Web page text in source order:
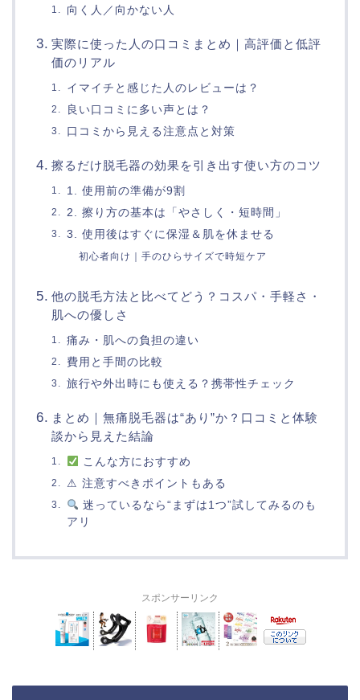
向く人／向かない人
実際に使った人の口コミまとめ｜高評価と低評
価のリアル
イマイチと感じた人のレビューは？
良い口コミに多い声とは？
口コミから見える注意点と対策
擦るだけ脱毛器の効果を引き出す使い方のコツ
1. 使用前の準備が9割
2. 擦り方の基本は「やさしく・短時間」
3. 使用後はすぐに保湿＆肌を休ませる
初心者向け｜手のひらサイズで時短ケア
他の脱毛方法と比べてどう？コスパ・手軽さ・
肌への優しさ
痛み・肌への負担の違い
費用と手間の比較
旅行や外出時にも使える？携帯性チェック
まとめ｜無痛脱毛器は“あり”か？口コミと体験
談から見えた結論
こんな方におすすめ
⚠ 注意すべきポイントもある
迷っているなら“まずは1つ”試してみるのも
アリ
スポンサーリンク